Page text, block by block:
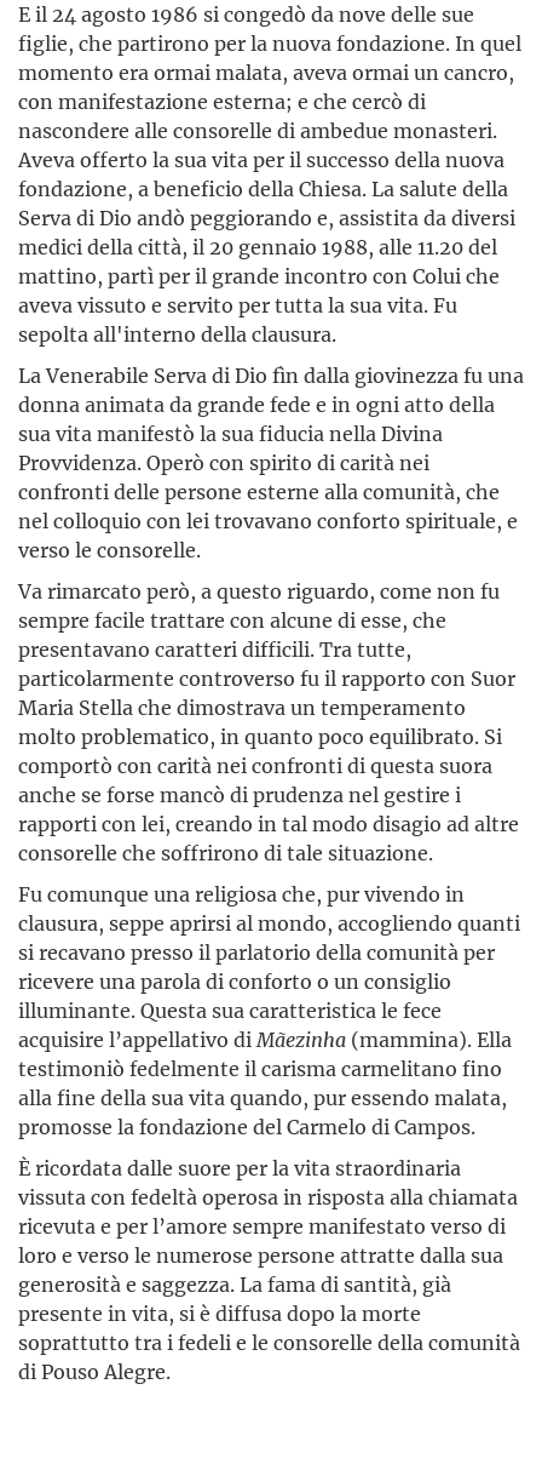
E il 24 agosto 1986 si congedò da nove delle sue
figlie, che partirono per la nuova fondazione. In quel
momento era ormai malata, aveva ormai un cancro,
con manifestazione esterna; e che cercò di
nascondere alle consorelle di ambedue monasteri.
Aveva offerto la sua vita per il successo della nuova
fondazione, a beneficio della Chiesa. La salute della
Serva di Dio andò peggiorando e, assistita da diversi
medici della città, il 20 gennaio 1988, alle 11.20 del
mattino, partì per il grande incontro con Colui che
aveva vissuto e servito per tutta la sua vita. Fu
sepolta all'interno della clausura.
La Venerabile Serva di Dio fìn dalla giovinezza fu una
donna animata da grande fede e in ogni atto della
sua vita manifestò la sua fiducia nella Divina
Provvidenza. Operò con spirito di carità nei
confronti delle persone esterne alla comunità, che
nel colloquio con lei trovavano conforto spirituale, e
verso le consorelle.
Va rimarcato però, a questo riguardo, come non fu
sempre facile trattare con alcune di esse, che
presentavano caratteri difficili. Tra tutte,
particolarmente controverso fu il rapporto con Suor
Maria Stella che dimostrava un temperamento
molto problematico, in quanto poco equilibrato. Si
comportò con carità nei confronti di questa suora
anche se forse mancò di prudenza nel gestire i
rapporti con lei, creando in tal modo disagio ad altre
consorelle che soffrirono di tale situazione.
Fu comunque una religiosa che, pur vivendo in
clausura, seppe aprirsi al mondo, accogliendo quanti
si recavano presso il parlatorio della comunità per
ricevere una parola di conforto o un consiglio
illuminante. Questa sua caratteristica le fece
acquisire l’appellativo diMãezinha (mammina). Ella
testimoniò fedelmente il carisma carmelitano fino
alla fine della sua vita quando, pur essendo malata,
promosse la fondazione del Carmelo di Campos.
È ricordata dalle suore per la vita straordinaria
vissuta con fedeltà operosa in risposta alla chiamata
ricevuta e per l’amore sempre manifestato verso di
loro e verso le numerose persone attratte dalla sua
generosità e saggezza. La fama di santità, già
presente in vita, si è diffusa dopo la morte
soprattutto tra i fedeli e le consorelle della comunità
di Pouso Alegre.